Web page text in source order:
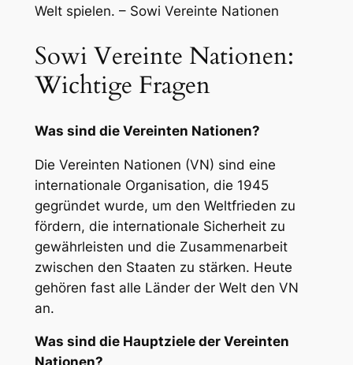
Welt spielen. – Sowi Vereinte Nationen
Sowi Vereinte Nationen:
Wichtige Fragen
Was sind die Vereinten Nationen?
Die Vereinten Nationen (VN) sind eine
internationale Organisation, die 1945
gegründet wurde, um den Weltfrieden zu
fördern, die internationale Sicherheit zu
gewährleisten und die Zusammenarbeit
zwischen den Staaten zu stärken. Heute
gehören fast alle Länder der Welt den VN
an.
Was sind die Hauptziele der Vereinten